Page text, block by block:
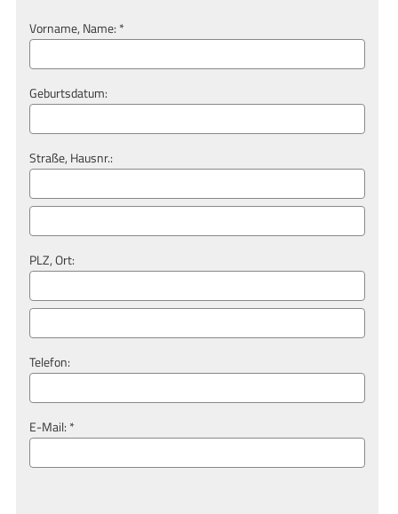
Vorname, Name: *
Geburts­datum:
Straße, Hausnr.:
PLZ, Ort:
Telefon:
E-Mail: *